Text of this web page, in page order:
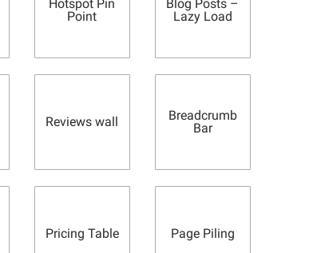
Hotspot Pin
Point
Blog Posts –
Lazy Load
Reviews wall
Breadcrumb
Bar
Pricing Table Page Piling